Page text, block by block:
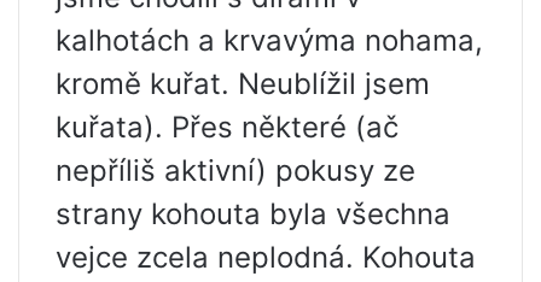
kalhotách a krvavýma nohama,
kromě kuřat. Neublížil jsem
kuřata). Přes některé (ač
nepříliš aktivní) pokusy ze
strany kohouta byla všechna
vejce zcela neplodná. Kohouta